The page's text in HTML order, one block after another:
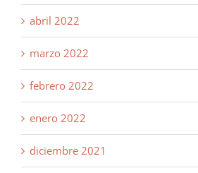
abril 2022
marzo 2022
febrero 2022
enero 2022
diciembre 2021